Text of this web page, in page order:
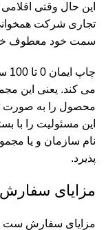
این حال وقتی
تجاری شرکت همخوانی
سمت خود معطوف
می کند. یعنی این
محصول را به صورت
این مسئولیت را با
نام سازمان و یا
پذیرد.
مزایای سفارش
مزایای سفارش ست